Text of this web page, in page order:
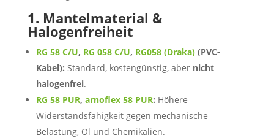
1. Mantelmaterial &
Halogenfreiheit
RG 58 C/U, RG 058 C/U, RG058 (Draka)(PVC-
Kabel): Standard, kostengünstig, aber nicht
halogenfrei.
RG 58 PUR, arnoflex 58 PUR: Höhere
Widerstandsfähigkeit gegen mechanische
Belastung, Öl und Chemikalien.